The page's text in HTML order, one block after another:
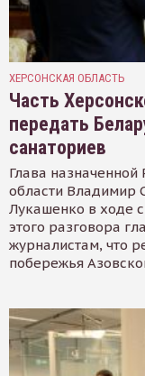
ХЕРСОНСКАЯ ОБЛАСТЬ
Часть
передать
санаториев
Глава
области Владимир
Лукашенко в ходе
этого разговора
журналистам, что
побережья